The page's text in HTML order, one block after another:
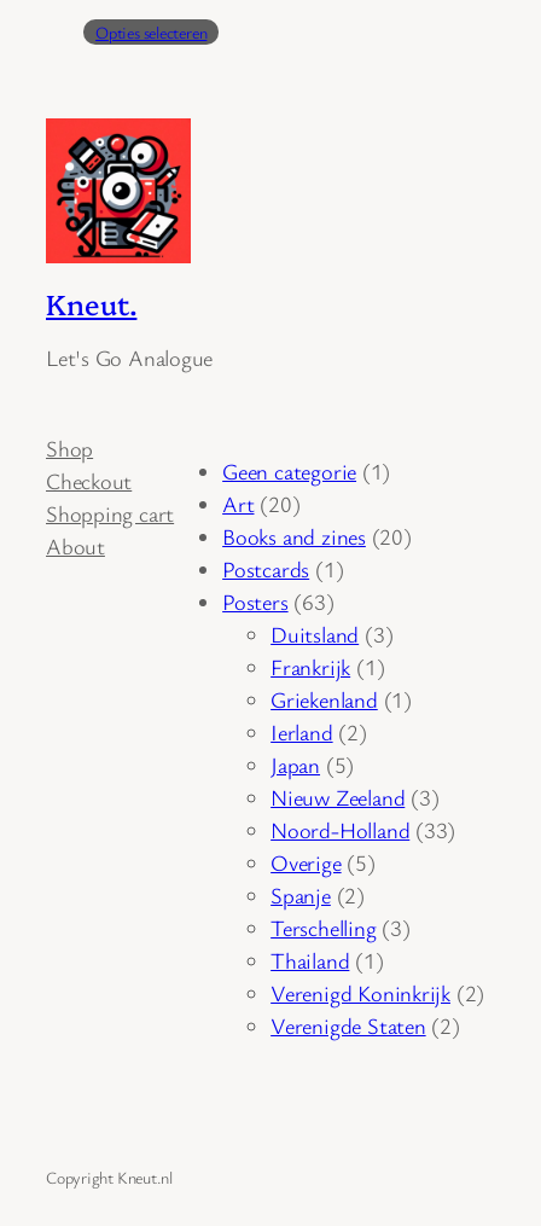
tot
Opties selecteren
Kneut.
Let's Go Analogue
Shop
Checkout
Shopping cart
About
Geen categorie 11
Art 2020
producten
Books and zines 2020
Postcards 11
Posters 6363
producten
Duitsland 33
producten
Frankrijk 11
product
Griekenland 11
Ierland 22
Japan 55
producten
Nieuw Zeeland 33
producten
Noord-Holland 3333
Overige 55
Spanje 22
producten
Terschelling 33
Thailand 11
product
Verenigd Koninkrijk 22
Verenigde Staten 22
Copyright Kneut.nl